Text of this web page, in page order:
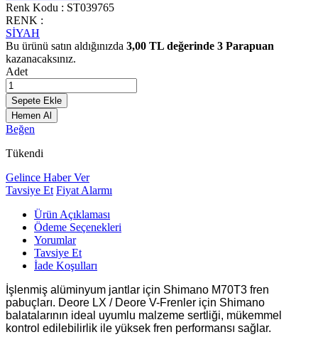
Renk Kodu : ST039765
RENK :
SİYAH
Bu ürünü satın aldığınızda 3,00 TL değerinde 3 Parapuan
kazanacaksınız.
Adet
Sepete Ekle
Hemen Al
Beğen
Tükendi
Gelince Haber Ver
Tavsiye Et Fiyat Alarmı
Ürün Açıklaması
Ödeme Seçenekleri
Yorumlar
Tavsiye Et
İade Koşulları
İşlenmiş alüminyum jantlar için Shimano M70T3 fren
pabuçları. Deore LX / Deore V-Frenler için Shimano
balatalarının ideal uyumlu malzeme sertliği, mükemmel
kontrol edilebilirlik ile yüksek fren performansı sağlar.